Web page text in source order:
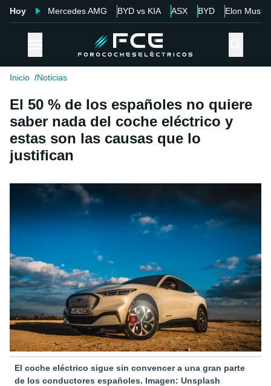
Hoy Mercedes AMG BYD vs KIA ASX BYD Elon Musk
Inicio Noticias
El 50 % de los españoles no quiere
saber nada del coche eléctrico y
estas son las causas que lo
justifican
El coche eléctrico sigue sin convencer a una gran parte
de los conductores españoles. Imagen: Unsplash